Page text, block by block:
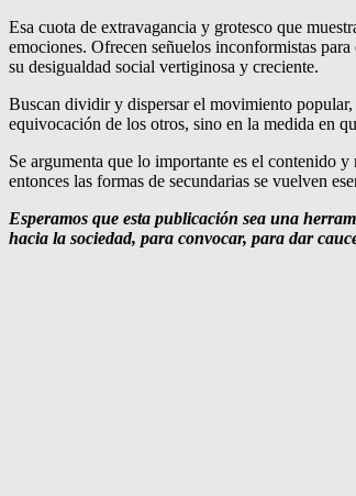
Esa cuota de extravagancia y grotesco que
emociones. Ofrecen señuelos inconformistas
su desigualdad social vertiginosa y creciente.
Buscan dividir y dispersar el movimiento
equivocación de los otros, sino en la medida en
Se argumenta que lo importante es el contenido
entonces las formas de secundarias se vuelven
Esperamos que esta publicación sea una
hacia la sociedad, para convocar, para dar